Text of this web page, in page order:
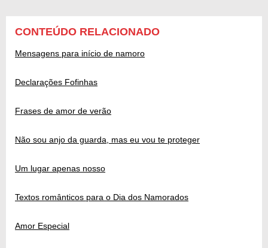
CONTEÚDO RELACIONADO
Mensagens para início de namoro
Declarações Fofinhas
Frases de amor de verão
Não sou anjo da guarda, mas eu vou te proteger
Um lugar apenas nosso
Textos românticos para o Dia dos Namorados
Amor Especial